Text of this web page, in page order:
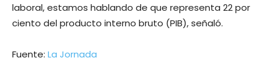
laboral, estamos hablando de que representa 22 por
ciento del producto interno bruto (PIB), señaló.
Fuente: La Jornada